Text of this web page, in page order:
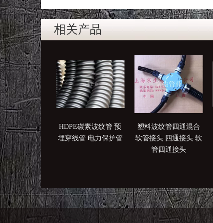
相关产品
HDPE碳素波纹管 预
埋穿线管 电力保护管
塑料波纹管四通混合
软管接头 四通接头 软
管四通接头